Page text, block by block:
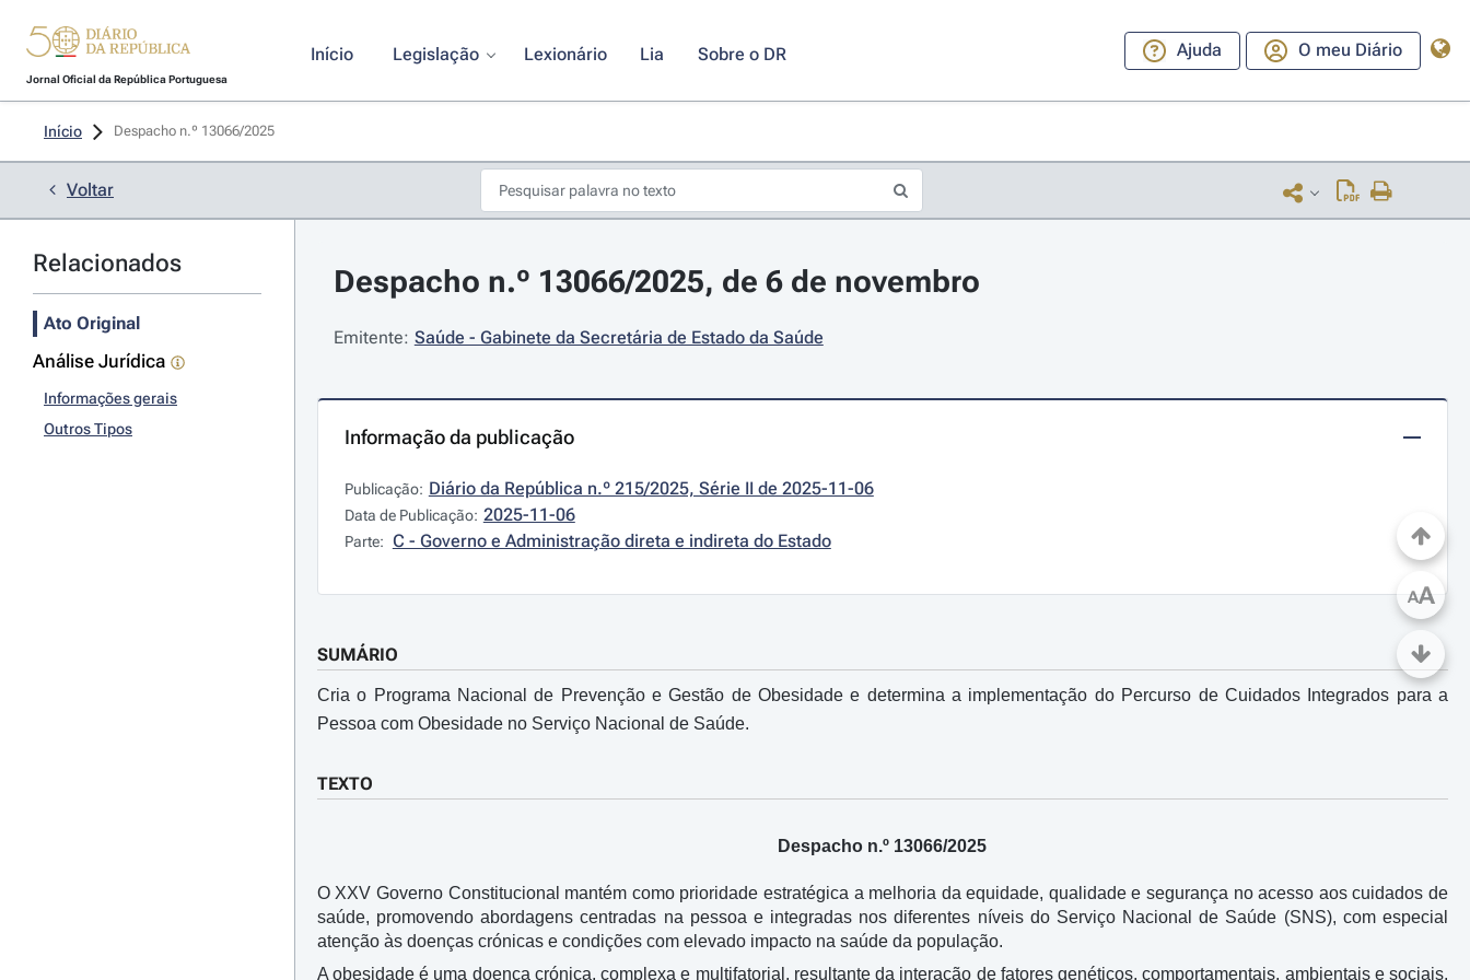
Jornal Oficial da República Portuguesa
Início Legislação Lexionário Lia Sobre o DR Ajuda O meu Diário
Início Despacho n.º 13066/2025
Voltar
Relacionados
Ato Original
Análise Jurídica
Informações gerais
Outros Tipos
Despacho n.º 13066/2025, de 6 de novembro
Emitente: Saúde - Gabinete da Secretária de Estado da Saúde
Informação da publicação
Publicação: Diário da República n.º 215/2025, Série II de 2025-11-06
Data de Publicação: 2025-11-06
Parte: C - Governo e Administração direta e indireta do Estado
SUMÁRIO
Cria o Programa Nacional de Prevenção e Gestão de Obesidade e determina a implementação do Percurso de Cuidados Integrados para a
Pessoa com Obesidade no Serviço Nacional de Saúde.
TEXTO
Despacho n.º 13066/2025
O XXV Governo Constitucional mantém como prioridade estratégica a melhoria da equidade, qualidade e segurança no acesso aos cuidados de
saúde, promovendo abordagens centradas na pessoa e integradas nos diferentes níveis do Serviço Nacional de Saúde (SNS), com especial
atenção às doenças crónicas e condições com elevado impacto na saúde da população.
A obesidade é uma doença crónica, complexa e multifatorial, resultante da interação de fatores genéticos, comportamentais, ambientais e sociais,
AA